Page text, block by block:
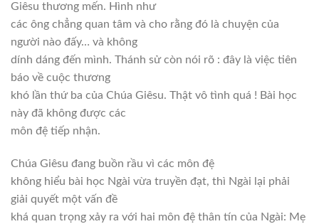
Giêsu thương mến. Hình như
các ông chẳng quan tâm và cho rằng đó là chuyện của
người nào đấy… và không
dính dáng đến mình. Thánh sử còn nói rõ : đây là việc tiên
báo về cuộc thương
khó lần thứ ba của Chúa Giêsu. Thật vô tình quá ! Bài học
này đã không được các
môn đệ tiếp nhận.
Chúa Giêsu đang buồn rầu vì các môn đệ
không hiểu bài học Ngài vừa truyền đạt, thì Ngài lại phải
giải quyết một vấn đề
khá quan trọng xảy ra với hai môn đệ thân tín của Ngài: Mẹ